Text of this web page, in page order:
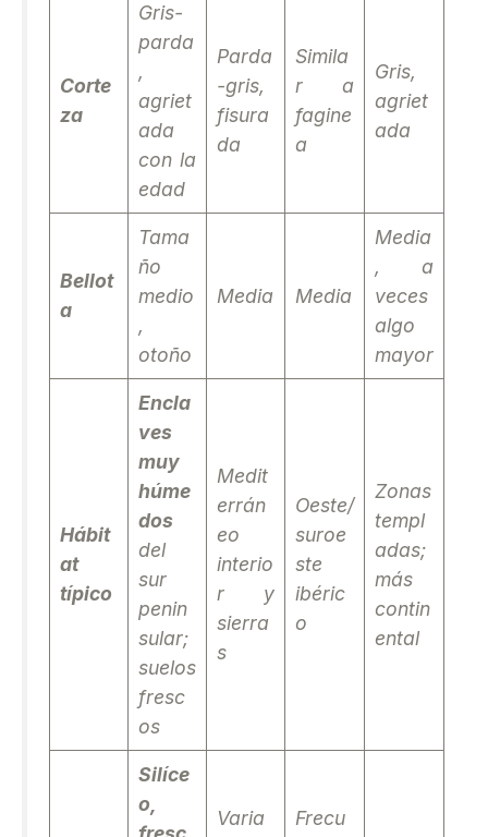
Corte
za
Gris-
parda
,
agriet
ada
con la
edad
Parda
-gris,
fisura
da
Simila
r a
fagine
a
Gris,
agriet
ada
Bellot
a
Tama
ño
medio
,
otoño
Media Media
Media
, a
veces
algo
mayor
Hábit
at
típico
Encla
ves
muy
húme
dos
del
sur
penin
sular;
suelos
fresc
os
Medit
errán
eo
interio
r y
sierra
s
Oeste/
suroe
ste
ibéric
o
Zonas
templ
adas;
más
contin
ental
Silíce
o,
Varia
Frecu